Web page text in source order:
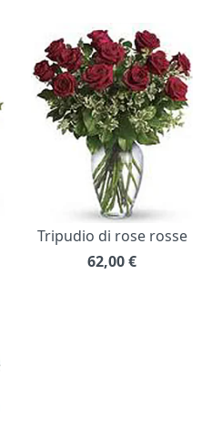
Tripudio di rose rosse
62,00€